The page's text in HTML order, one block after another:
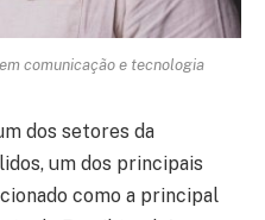
comunicação e tecnologia
dos setores da
um dos principais
como a principal